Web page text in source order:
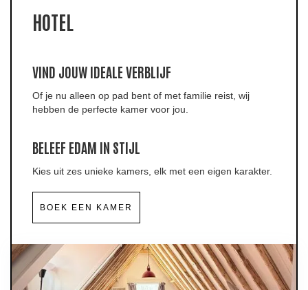
HOTEL
VIND JOUW IDEALE VERBLIJF
Of je nu alleen op pad bent of met familie reist, wij
hebben de perfecte kamer voor jou.
BELEEF EDAM IN STIJL
Kies uit zes unieke kamers, elk met een eigen karakter.
BOEK EEN KAMER